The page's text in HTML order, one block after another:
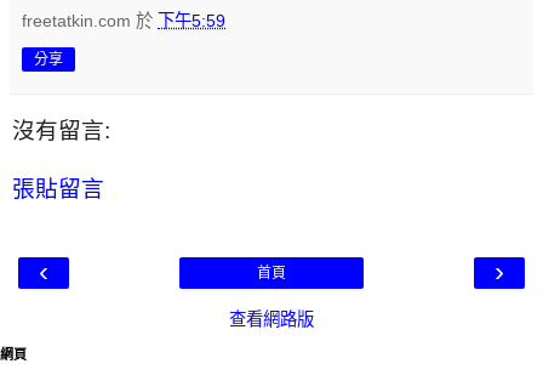
freetatkin.com 於 下午5:59
分享
沒有留言:
張貼留言
‹ ›
首頁
查看網路版
網頁